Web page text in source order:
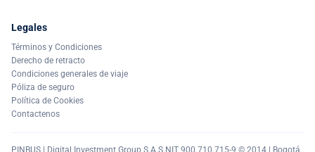
Legales
Términos y Condiciones
Derecho de retracto
Condiciones generales de viaje
Póliza de seguro
Política de Cookies
Contactenos